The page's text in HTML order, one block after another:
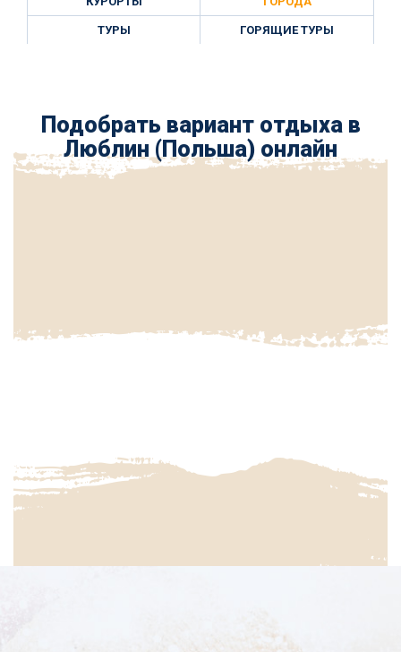
ТУРЫ ГОРЯЩИЕ ТУРЫ
Подобрать вариант отдыха в
Люблин (Польша) онлайн